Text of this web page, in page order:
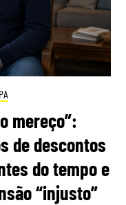
mereço”:
de descontos
do tempo e
“injusto”